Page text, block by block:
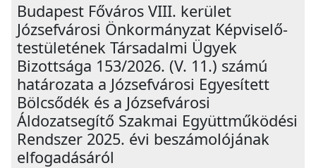
Budapest Főváros VIII. kerület
Józsefvárosi Önkormányzat Képviselő-
testületének Társadalmi Ügyek
Bizottsága 153/2026. (V. 11.) számú
határozata a Józsefvárosi Egyesített
Bölcsődék és a Józsefvárosi
Áldozatsegítő Szakmai Együttműködési
Rendszer 2025. évi beszámolójának
elfogadásáról